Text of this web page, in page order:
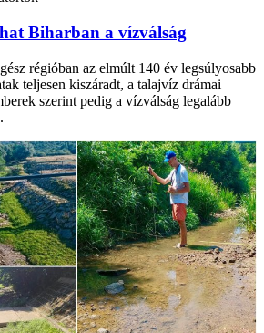
Biharban a vízválság
régióban az elmúlt 140 év legsúlyosabb
teljesen kiszáradt, a talajvíz drámai
szerint pedig a vízválság legalább